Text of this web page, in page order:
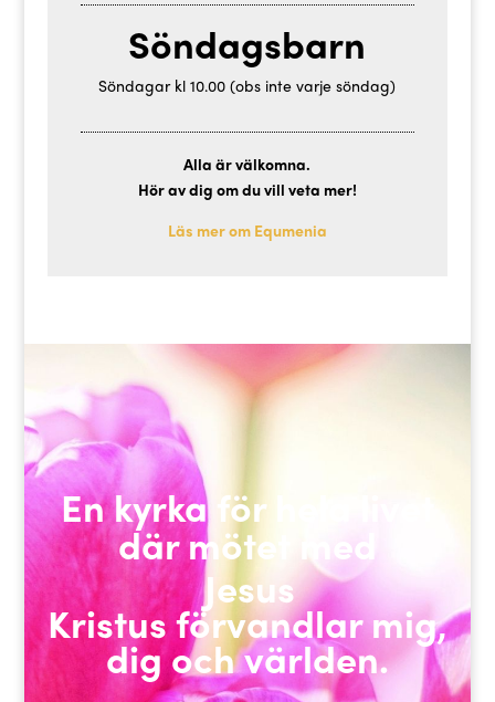
Söndagsbarn
Söndagar kl 10.00 (obs inte varje söndag)
Alla är välkomna.
Hör av dig om du vill veta mer!
Läs mer om Equmenia
En kyrka för hela livet
där mötet med
Jesus
Kristusförvandlar mig,
dig och världen.